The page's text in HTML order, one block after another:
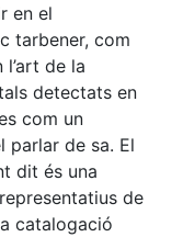
en el
tarbener, com
de la
detectats en
com un
parlar de sa. El
dit és una
de
catalogació